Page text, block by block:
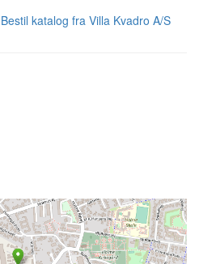
Bestil katalog fra Villa Kvadro A/S